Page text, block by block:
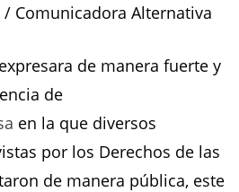
Comunicadora Alternativa
de manera fuerte y
de
a en la que diversos
por los Derechos de las
de manera pública, este